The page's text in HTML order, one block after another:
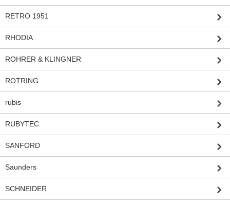
RETRO 1951
RHODIA
ROHRER & KLINGNER
ROTRING
rubis
RUBYTEC
SANFORD
Saunders
SCHNEIDER